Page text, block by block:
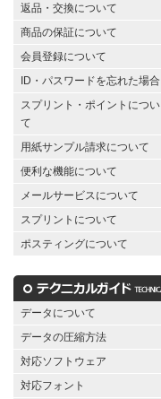
返品・交換について
商品の保証について
会員登録について
ID・パスワードを忘れた場合
スプリント・ポイントについ
て
用紙サンプル請求について
便利な機能について
メールサービスについて
スプリントについて
ポスティングについて
データについて
データの圧縮方法
対応ソフトウェア
対応フォント